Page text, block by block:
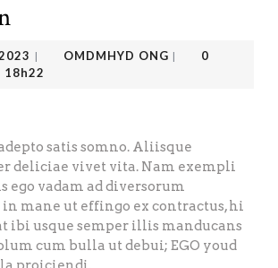
| OMDMHYD ONG |
0
18h22
satis somno. Aliisque
deliciae vivet vita. Nam exempli
ego vadam ad diversorum
mane ut effingo ex contractus, hi
ibi usque semper illis manducans
cum bulla ut debui; EGO youd